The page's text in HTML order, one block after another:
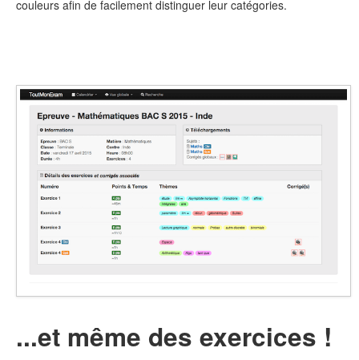
couleurs afin de facilement distinguer leur catégories.
...et même des exercices !